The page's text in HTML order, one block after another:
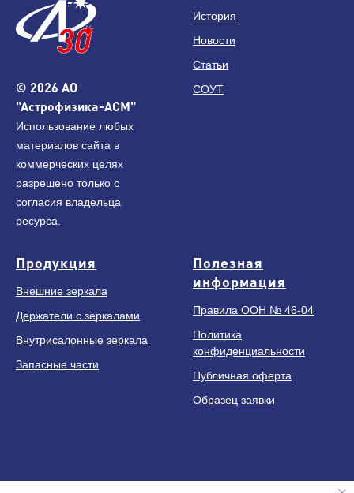
© 2026 АО
"Астрофизика-АСМ"
Использование любых
материалов сайта в
коммерческих целях
разрешено только с
согласия владельца
ресурса.
История
Новости
Статьи
СОУТ
Продукция
Внешние зеркала
Держатели с зеркалами
Внутрисалонные зеркала
Запасные части
Полезная
информация
Правила ООН № 46-04
Политика
конфиденциальности
Публичная оферта
Образец заявки